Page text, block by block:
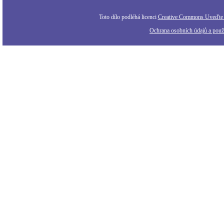
Toto dílo podléhá licenci Creative Commons
Ochrana osobních údajů a